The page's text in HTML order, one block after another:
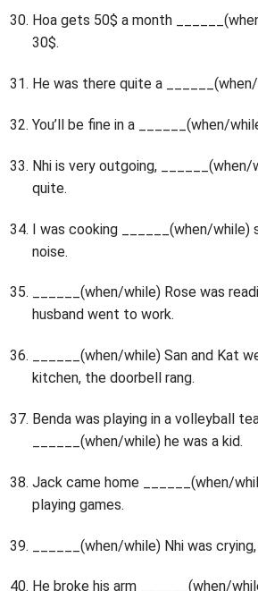
Hoa gets 50$ a month
30$.
He was there quite a
You’ll be fine in a ______(when/
Nhi is very outgoing, ______(when/
quite.
I was cooking ______(when/while)
noise.
______(when/while) Rose was
husband went to work.
______(when/while) San and Kat
kitchen, the doorbell rang.
Benda was playing in a volleyball
______(when/while) he was a kid.
Jack came home ______(when/
playing games.
______(when/while) Nhi was
He broke his arm ______(when/